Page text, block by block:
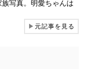
写真。明愛ちゃんは
▶元記事を見る